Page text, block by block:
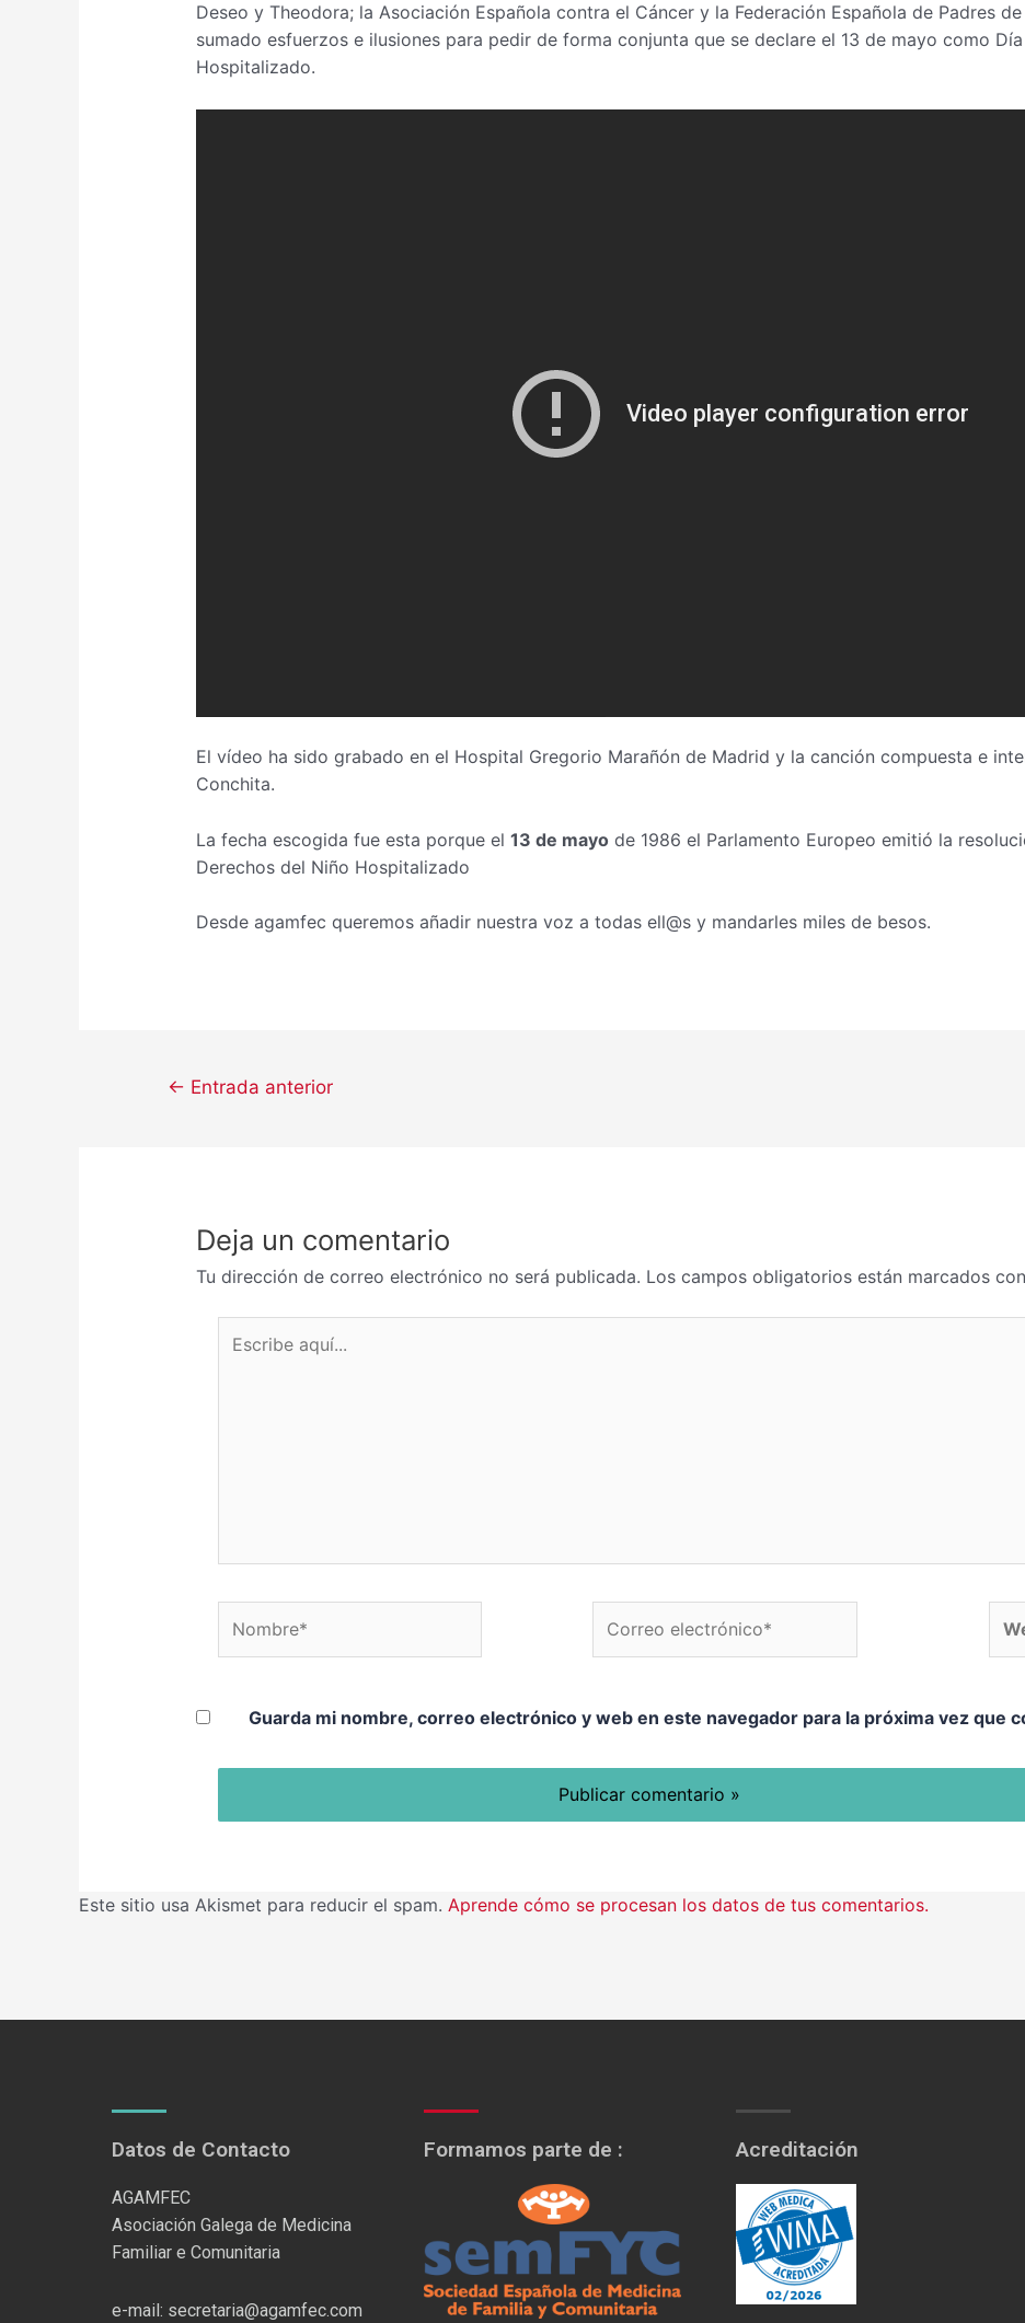
Deseo y Theodora; la Asociación Española contra el Cáncer y la Federación Española de Padres
sumado esfuerzos e ilusiones para pedir de forma conjunta que se declare el 13 de mayo como
Hospitalizado.
El vídeo ha sido grabado en el Hospital Gregorio Marañón de Madrid y la canción compuesta e
Conchita.
La fecha escogida fue esta porque el 13 de mayode 1986 el Parlamento Europeo emitió la
Derechos del Niño Hospitalizado
Desde agamfec queremos añadir nuestra voz a todas ell@s y mandarles miles de besos.
← Entrada anterior
Deja un comentario
Tu dirección de correo electrónico no será publicada. Los campos obligatorios están marcados con
Guarda mi nombre, correo electrónico y web en este navegador para la próxima vez que
Este sitio usa Akismet para reducir el spam. Aprende cómo se procesan los datos de tus comentarios.
Datos de Contacto
AGAMFEC
Asociación Galega de Medicina
Familiar e Comunitaria
e-mail: secretaria@agamfec.com
Formamos parte de : Acreditación